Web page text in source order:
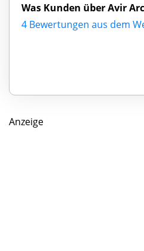
Was Kunden über Avir
4 Bewertungen aus dem
Anzeige